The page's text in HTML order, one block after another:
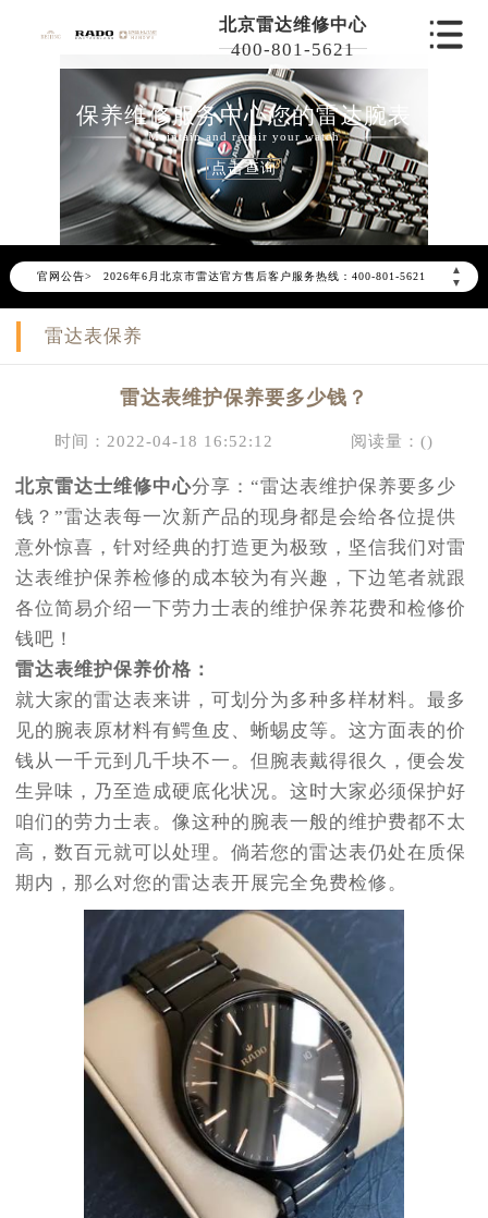
北京雷达维修中心
400-801-5621
保养维修服务中心您的雷达腕表
Maintain and repair your watch
点击查询
官网公告>
▲
▼
2026年6月雷达北京市售后服务网络优化升级公告
2026年6月北京市雷达官方售后客户服务热线：400-801-5621
2026年6月雷达售后服务中心最新网点地址：
雷达表保养
雷达表维护保养要多少钱？
时间：2022-04-18 16:52:12 阅读量：()
北京雷达士维修中心分享：“雷达表维护保养要多少
钱？”雷达表每一次新产品的现身都是会给各位提供
意外惊喜，针对经典的打造更为极致，坚信我们对雷
达表维护保养检修的成本较为有兴趣，下边笔者就跟
各位简易介绍一下劳力士表的维护保养花费和检修价
钱吧！
雷达表维护保养价格：
就大家的雷达表来讲，可划分为多种多样材料。最多
见的腕表原材料有鳄鱼皮、蜥蜴皮等。这方面表的价
钱从一千元到几千块不一。但腕表戴得很久，便会发
生异味，乃至造成硬底化状况。这时大家必须保护好
咱们的劳力士表。像这种的腕表一般的维护费都不太
高，数百元就可以处理。倘若您的雷达表仍处在质保
期内，那么对您的雷达表开展完全免费检修。